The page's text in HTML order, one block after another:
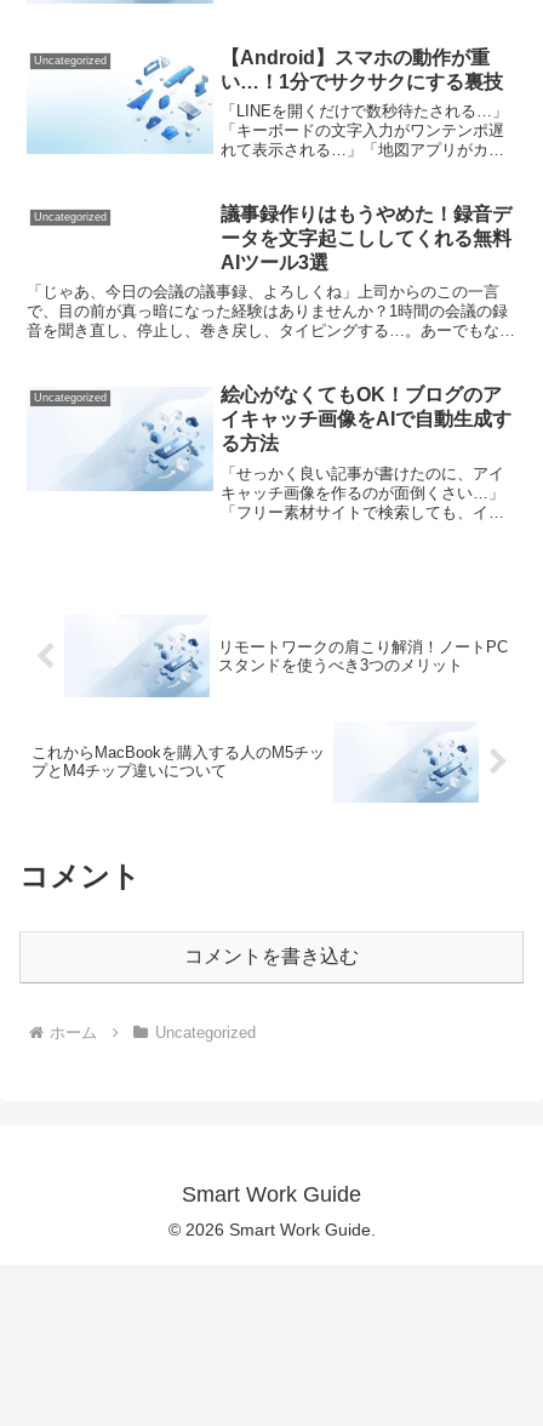
Uncategorized
【Android】スマホの動作が重
い…！1分でサクサクにする裏技
「LINEを開くだけで数秒待たされる…」
「キーボードの文字入力がワンテンポ遅
れて表示される…」「地図アプリがカク
サクサクだったのに、気づけばモッサリ
とした動きに...
Uncategorized
議事録作りはもうやめた！録音デ
ータを文字起こししてくれる無料
AIツール3選
「じゃあ、今日の会議の議事録、よろしくね」上司からのこの一言
で、目の前が真っ暗になった経験はありませんか？1時間の会議の録
音を聞き直し、停止し、巻き戻し、タイピングする…。あーでもな
Uncategorized
絵心がなくてもOK！ブログのア
イキャッチ画像をAIで自動生成す
る方法
「せっかく良い記事が書けたのに、アイ
キャッチ画像を作るのが面倒くさい…」
「フリー素材サイトで検索しても、イメ
リモートワークの肩こり解消！ノートPC
スタンドを使うべき3つのメリット
これからMacBookを購入する人のM5チッ
プとM4チップ違いについて
コメント
コメントを書き込む
ホーム Uncategorized
Smart Work Guide
© 2026 Smart Work Guide.